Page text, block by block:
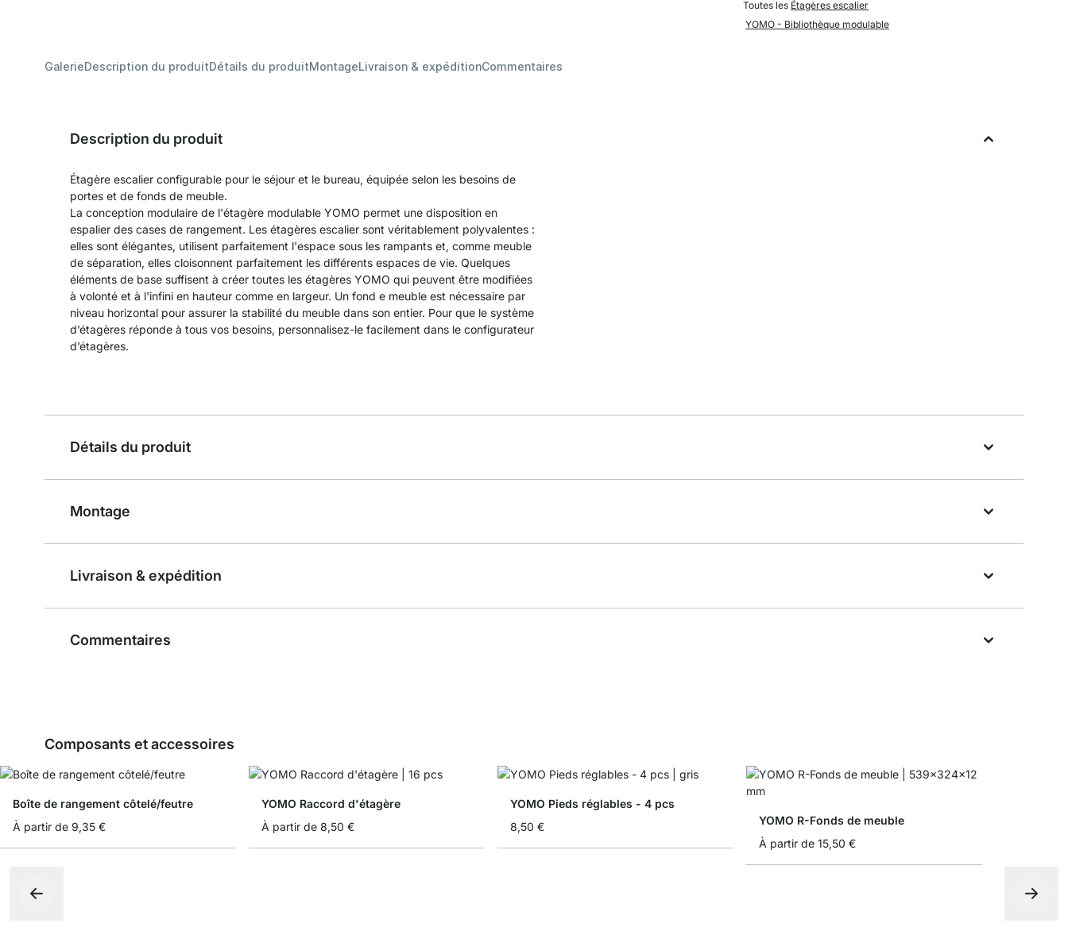
Toutes les Étagères escalier
YOMO - Bibliothèque modulable
GalerieDescription du produitDétails du produitMontageLivraison & expéditionCommentaires
Description du produit
Étagère escalier configurable pour le séjour et le bureau, équipée selon les besoins de
portes et de fonds de meuble.
La conception modulaire de l'étagère modulable YOMO permet une disposition en
espalier des cases de rangement. Les étagères escalier sont véritablement polyvalentes :
elles sont élégantes, utilisent parfaitement l'espace sous les rampants et, comme meuble
de séparation, elles cloisonnent parfaitement les différents espaces de vie. Quelques
éléments de base suffisent à créer toutes les étagères YOMO qui peuvent être modifiées
à volonté et à l'infini en hauteur comme en largeur. Un fond e meuble est nécessaire par
niveau horizontal pour assurer la stabilité du meuble dans son entier. Pour que le système
d’étagères réponde à tous vos besoins, personnalisez-le facilement dans le configurateur
d’étagères.
Détails du produit
Montage
Livraison & expédition
Commentaires
Composants et accessoires
Boîte de rangement côtelé/feutre
À partir de 9,35 €
YOMO Raccord d'étagère
À partir de 8,50 €
YOMO Pieds réglables - 4 pcs
8,50 €
YOMO R-Fonds de meuble
À partir de 15,50 €